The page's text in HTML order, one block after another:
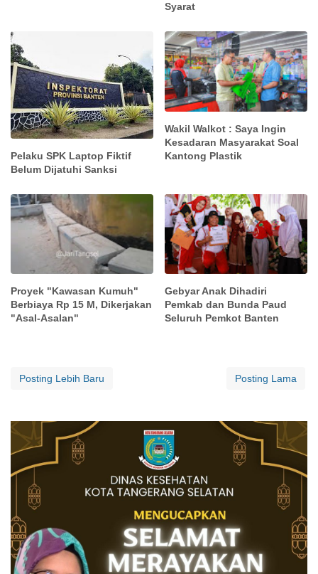
Syarat
Pelaku SPK Laptop Fiktif
Belum Dijatuhi Sanksi
Wakil Walkot : Saya Ingin
Kesadaran Masyarakat Soal
Kantong Plastik
Proyek "Kawasan Kumuh"
Berbiaya Rp 15 M, Dikerjakan
"Asal-Asalan"
Gebyar Anak Dihadiri
Pemkab dan Bunda Paud
Seluruh Pemkot Banten
Posting Lebih Baru Posting Lama